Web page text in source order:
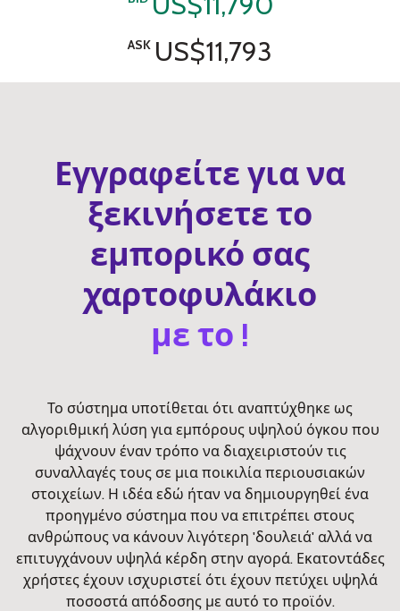
ASK US$11,793
Εγγραφείτε για να
ξεκινήσετε το
εμπορικό σας
χαρτοφυλάκιο
με το !
Το σύστημα υποτίθεται ότι αναπτύχθηκε ως
αλγοριθμική λύση για εμπόρους υψηλού όγκου που
ψάχνουν έναν τρόπο να διαχειριστούν τις
συναλλαγές τους σε μια ποικιλία περιουσιακών
στοιχείων. Η ιδέα εδώ ήταν να δημιουργηθεί ένα
προηγμένο σύστημα που να επιτρέπει στους
ανθρώπους να κάνουν λιγότερη 'δουλειά' αλλά να
επιτυγχάνουν υψηλά κέρδη στην αγορά. Εκατοντάδες
χρήστες έχουν ισχυριστεί ότι έχουν πετύχει υψηλά
ποσοστά απόδοσης με αυτό το προϊόν.